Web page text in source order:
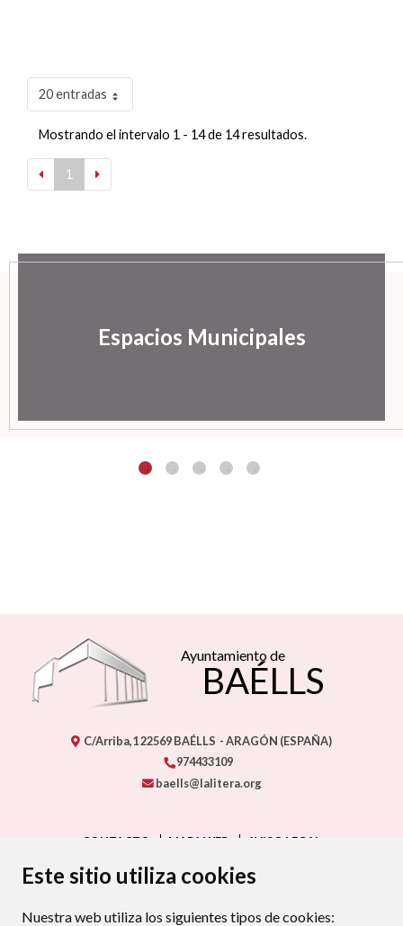
Este sitio utiliza cookies
Nuestra web utiliza los siguientes tipos de cookies:
20 entradas
Mostrando el intervalo 1 - 14 de 14 resultados.
1
Espacios Municipales
Ayuntamiento de
BAÉLLS
C/Arriba,122569BAÉLLS - ARAGÓN (ESPAÑA)
974433109
baells@lalitera.org
CONTACTO MAPA WEB
AVISO LEGAL
PROTECCIÓN DE DATOS
POLÍTICA DE COOKIES